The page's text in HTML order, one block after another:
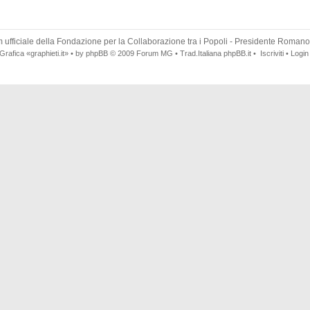
ufficiale della Fondazione per la Collaborazione tra i Popoli - Presidente
Grafica «graphieti.it» • by phpBB © 2009 Forum MG • Trad.Italiana phpBB.it • Iscriviti • Login